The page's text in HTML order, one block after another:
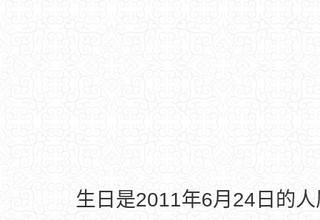
生日是2011年6月24日的